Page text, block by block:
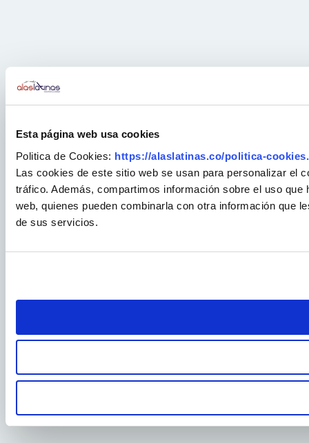
Esta página web usa cookies
Politica de Cookies: https://alaslatinas.co/politica-
Las cookies de este sitio web se usan para personalizar el
tráfico. Además, compartimos información sobre el uso
web, quienes pueden combinarla con otra información que
de sus servicios.